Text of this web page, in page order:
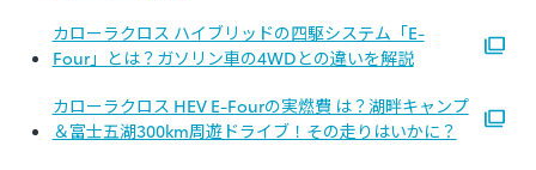
カローラクロス ハイブリッドの四駆システム「E-
Four」とは？ガソリン車の4WDとの違いを解説
カローラクロス HEV E-Fourの実燃費 は？湖畔キャンプ
＆富士五湖300km周遊ドライブ！その走りはいかに？